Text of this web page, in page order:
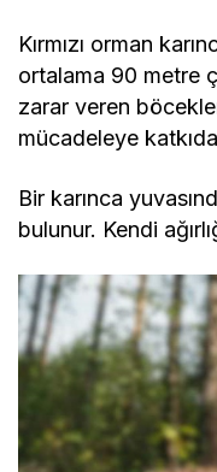
Kırmızı orman
ortalama 90 metre
zarar veren
mücadeleye
Bir karınca
bulunur. Kendi